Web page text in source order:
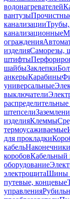
водонагревателей
вантузы
канализации
канализационные
ограждения
изделияСаморезы,
штифты
шайбыЗаклепки
анкерыКарабины
универсальные
выключатели
штепсели
изделияКлеммы
термоусаживаемые
для прокладки
кабель
коробовКабельный
оборудование
электрощитаШины
путевые, концевые
управления